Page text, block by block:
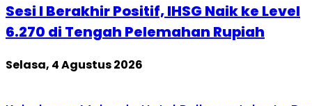
Sesi I Berakhir Positif, IHSG Naik ke Level
6.270 di Tengah Pelemahan Rupiah
Selasa, 4 Agustus 2026